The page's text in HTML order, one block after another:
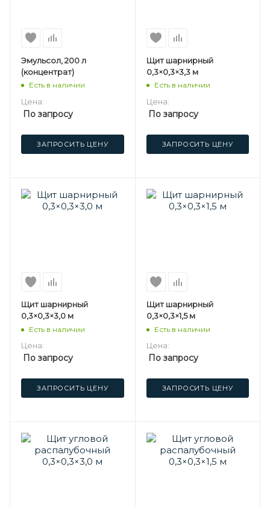
Эмульсол, 200 л
(концентрат)
Есть в наличии
Цена:
По запросу
ЗАПРОСИТЬ ЦЕНУ
Щит шарнирный
0,3×0,3×3,3 м
Есть в наличии
Цена:
По запросу
ЗАПРОСИТЬ ЦЕНУ
Щит шарнирный
0,3×0,3×3,0 м
Есть в наличии
Цена:
По запросу
ЗАПРОСИТЬ ЦЕНУ
Щит шарнирный
0,3×0,3×1,5 м
Есть в наличии
Цена:
По запросу
ЗАПРОСИТЬ ЦЕНУ